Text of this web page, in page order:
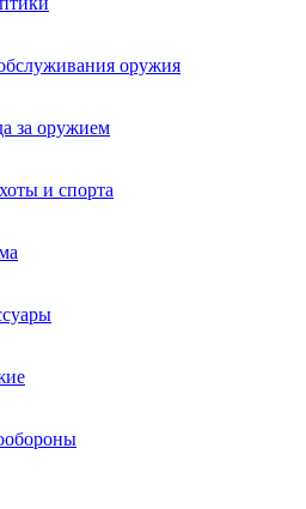
оружия
за оружием
и спорта